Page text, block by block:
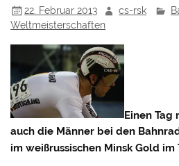
22. Februar 2013 cs-rsk
Weltmeisterschaften
Einen Tag
auch die Männer bei den
im weißrussischen Minsk Gold